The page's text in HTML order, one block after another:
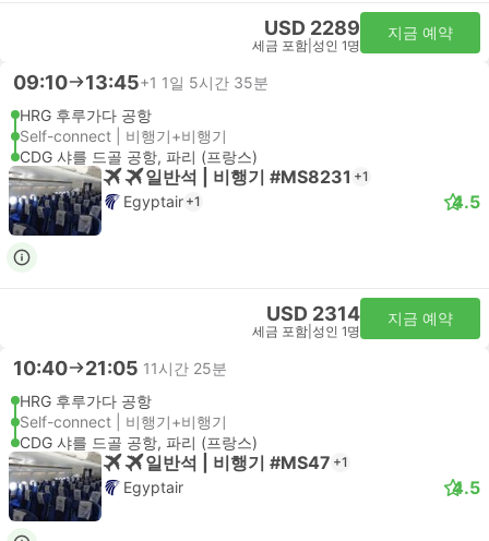
USD 2289
세금 포함 성인 1명
지금 예약
09:10 13:45+1 1일 5시간 35분
HRG 후루가다 공항
Self-connect | 비행기+비행기
CDG 샤를 드골 공항, 파리 (프랑스)
일반석 | 비행기 #MS8231 +1
Egyptair +1 4.5
USD 2314
세금 포함 성인 1명
지금 예약
10:40 21:05 11시간 25분
HRG 후루가다 공항
Self-connect | 비행기+비행기
CDG 샤를 드골 공항, 파리 (프랑스)
일반석 | 비행기 #MS47 +1
Egyptair 4.5